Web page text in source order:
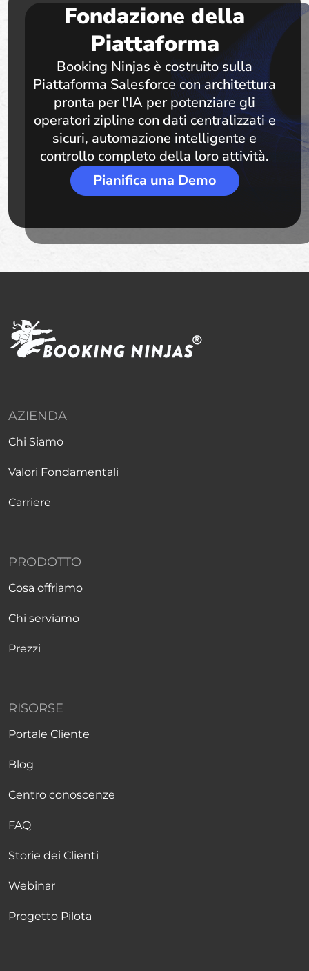
Fondazione della
Piattaforma
Booking Ninjas è costruito sulla
Piattaforma Salesforce con architettura
pronta per l'IA per potenziare gli
operatori zipline con dati centralizzati e
sicuri, automazione intelligente e
controllo completo della loro attività.
Pianifica una Demo
AZIENDA
Chi Siamo
Valori Fondamentali
Carriere
PRODOTTO
Cosa offriamo
Chi serviamo
Prezzi
RISORSE
Portale Cliente
Blog
Centro conoscenze
FAQ
Storie dei Clienti
Webinar
Progetto Pilota